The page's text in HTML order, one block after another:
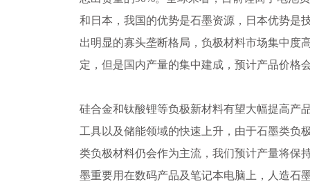
和日本，我国的优势是石墨资源，日本优势是
出明显的寡头垄断格局，负极材料市场集中度
定，但是国内产量的集中建成，预计产品价格
硅合金和钛酸锂等负极新材料有望大幅提高产
工具以及储能领域的快速上升，由于石墨类负
类负极材料仍会作为主流，我们预计产量将保
墨重要用在数码产品及笔记本电脑上，人造石